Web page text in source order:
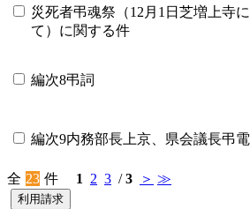
災死者弔魂祭（12月1日芝増上寺に
て）に関する件
編次8弔詞
編次9内務部長上京、県会議長弔電
全 23 件 1 2 3 /3 ＞ ≫
利用請求